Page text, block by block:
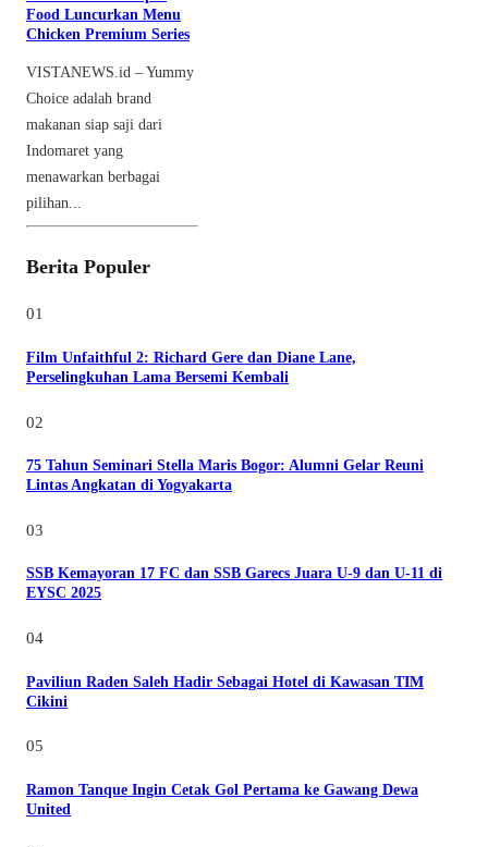
Food Luncurkan Menu
Chicken Premium Series
VISTANEWS.id – Yummy
Choice adalah brand
makanan siap saji dari
Indomaret yang
menawarkan berbagai
pilihan...
Berita Populer
01
Film Unfaithful 2: Richard Gere dan Diane Lane,
Perselingkuhan Lama Bersemi Kembali
02
75 Tahun Seminari Stella Maris Bogor: Alumni Gelar Reuni
Lintas Angkatan di Yogyakarta
03
SSB Kemayoran 17 FC dan SSB Garecs Juara U-9 dan U-11 di
EYSC 2025
04
Paviliun Raden Saleh Hadir Sebagai Hotel di Kawasan TIM
Cikini
05
Ramon Tanque Ingin Cetak Gol Pertama ke Gawang Dewa
United